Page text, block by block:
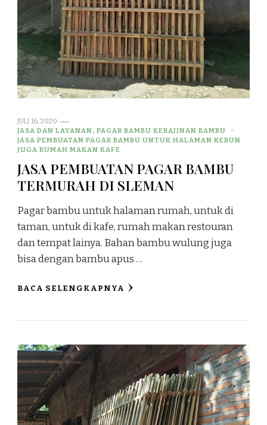
JULI 16, 2020
JASA DAN LAYANAN, PAGAR BAMBU KERAJINAN BAMBU
JASA PEMBUATAN PAGAR BAMBU UNTUK HALAMAN KEBUN
JUGA RUMAH MAKAN KAFE
JASA PEMBUATAN PAGAR BAMBU
TERMURAH DI SLEMAN
Pagar bambu untuk halaman rumah, untuk di
taman, untuk di kafe, rumah makan restouran
dan tempat lainya. Bahan bambu wulung juga
bisa dengan bambu apus …
BACA SELENGKAPNYA